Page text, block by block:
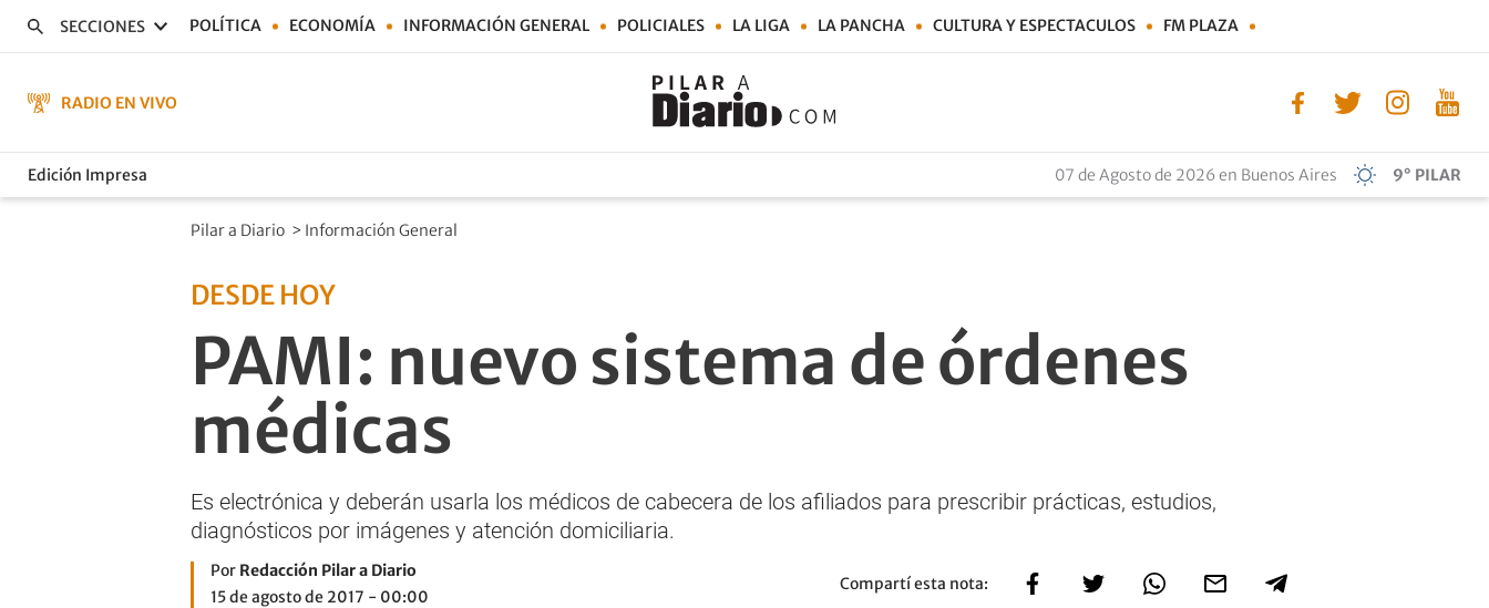
SECCIONES POLÍTICA ECONOMÍA INFORMACIÓN GENERAL POLICIALES LA LIGA LA PANCHA CULTURA Y ESPECTACULOS FM PLAZA
RADIO EN VIVO
Edición Impresa 07 de Agosto de 2026 en Buenos Aires 9° PILAR
Pilar a Diario > Información General
DESDE HOY
PAMI: nuevo sistema de órdenes
médicas
Es electrónica y deberán usarla los médicos de cabecera de los afiliados para prescribir prácticas, estudios,
diagnósticos por imágenes y atención domiciliaria.
Por Redacción Pilar a Diario
15 de agosto de 2017 - 00:00
Compartí esta nota: